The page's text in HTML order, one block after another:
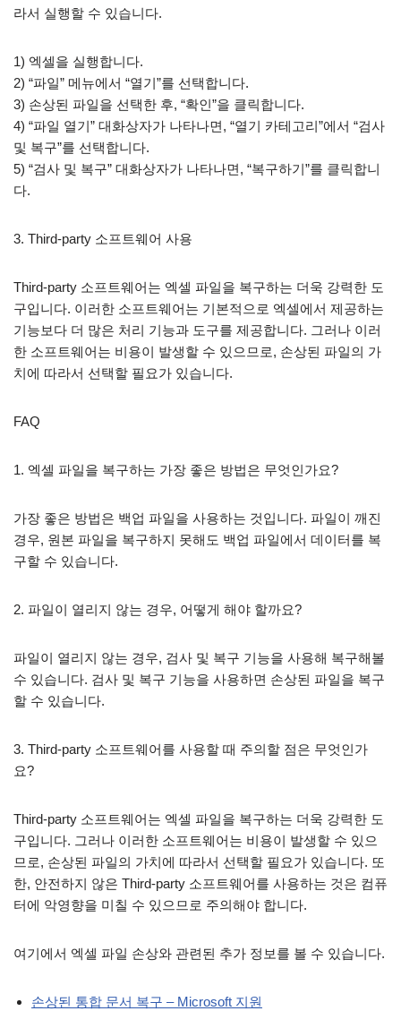
라서 실행할 수 있습니다.
1) 엑셀을 실행합니다.
2) “파일” 메뉴에서 “열기”를 선택합니다.
3) 손상된 파일을 선택한 후, “확인”을 클릭합니다.
4) “파일 열기” 대화상자가 나타나면, “열기 카테고리”에서 “검사
및 복구”를 선택합니다.
5) “검사 및 복구” 대화상자가 나타나면, “복구하기”를 클릭합니
다.
3. Third-party 소프트웨어 사용
Third-party 소프트웨어는 엑셀 파일을 복구하는 더욱 강력한 도
구입니다. 이러한 소프트웨어는 기본적으로 엑셀에서 제공하는
기능보다 더 많은 처리 기능과 도구를 제공합니다. 그러나 이러
한 소프트웨어는 비용이 발생할 수 있으므로, 손상된 파일의 가
치에 따라서 선택할 필요가 있습니다.
FAQ
1. 엑셀 파일을 복구하는 가장 좋은 방법은 무엇인가요?
가장 좋은 방법은 백업 파일을 사용하는 것입니다. 파일이 깨진
경우, 원본 파일을 복구하지 못해도 백업 파일에서 데이터를 복
구할 수 있습니다.
2. 파일이 열리지 않는 경우, 어떻게 해야 할까요?
파일이 열리지 않는 경우, 검사 및 복구 기능을 사용해 복구해볼
수 있습니다. 검사 및 복구 기능을 사용하면 손상된 파일을 복구
할 수 있습니다.
3. Third-party 소프트웨어를 사용할 때 주의할 점은 무엇인가
요?
Third-party 소프트웨어는 엑셀 파일을 복구하는 더욱 강력한 도
구입니다. 그러나 이러한 소프트웨어는 비용이 발생할 수 있으
므로, 손상된 파일의 가치에 따라서 선택할 필요가 있습니다. 또
한, 안전하지 않은 Third-party 소프트웨어를 사용하는 것은 컴퓨
터에 악영향을 미칠 수 있으므로 주의해야 합니다.
여기에서 엑셀 파일 손상와 관련된 추가 정보를 볼 수 있습니다.
손상된 통합 문서 복구 – Microsoft 지원